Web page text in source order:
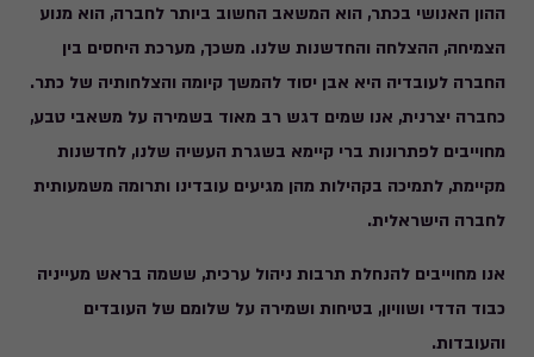
ההון האנושי בכתר, הוא המשאב החשוב ביותר לחברה, הוא מנוע
הצמיחה, ההצלחה והחדשנות שלנו. משכך, מערכת היחסים בין
החברה לעובדיה היא אבן יסוד להמשך קיומה והצלחותיה של כתר.
כחברה יצרנית, אנו שמים דגש רב מאוד בשמירה על משאבי טבע,
מחוייבים לפתרונות ברי קיימא בשגרת העשיה שלנו, לחדשנות
מקיימת, לתמיכה בקהילות מהן מגיעים עובדינו ותרומה משמעותית
לחברה הישראלית.
אנו מחוייבים להנחלת תרבות ניהול ערכית, ששמה בראש מעייניה
כבוד הדדי ושוויון, בטיחות ושמירה על שלומם של העובדים
והעובדות.